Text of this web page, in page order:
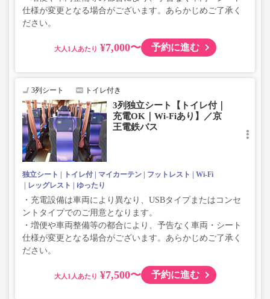
仕様が変更となる場合がございます。あらかじめご了承く
ださい。
大人 ¥7,000〜 予約に進む
3列シート トイレ付き
3列独立シート【トイレ付｜
充電OK｜Wi-Fiあり】／京
王電鉄バス
独立シート トイレ付 マイカーテン フットレスト
Wi-Fi
レッグレスト
ゆったり
・充電設備は車両により異なり、USBタイプまたはコンセ
ントタイプでのご用意となります。
・増便や車両整備等の都合により、予告なく車両・シート
仕様が変更となる場合がございます。あらかじめご了承く
ださい。
大人 ¥7,500〜 予約に進む